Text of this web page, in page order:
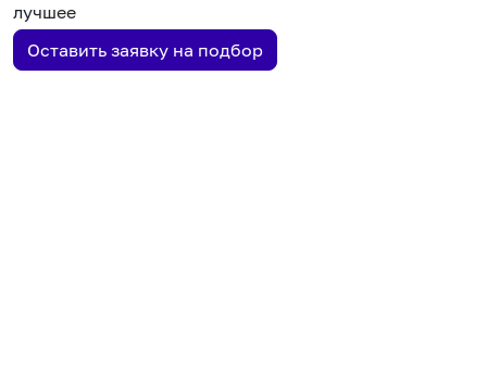
лучшее
Оставить заявку на подбор